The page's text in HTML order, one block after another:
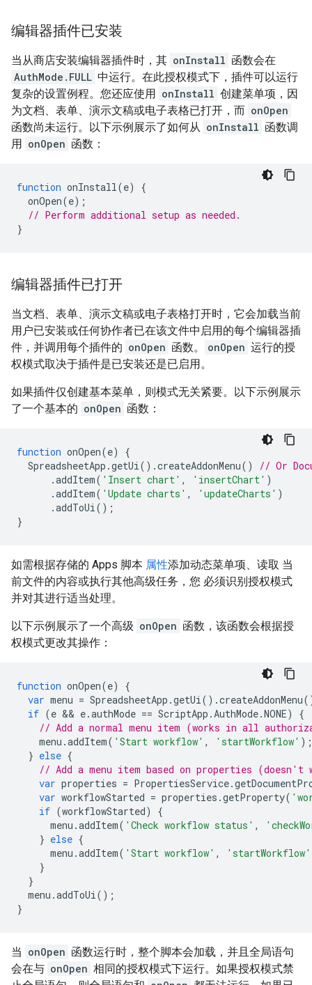
编辑器插件已安装
当从商店安装编辑器插件时，其 onInstall 函数会在
AuthMode.FULL 中运行。在此授权模式下，插件可以运行
复杂的设置例程。您还应使用 onInstall 创建菜单项，因
为文档、表单、演示文稿或电子表格已打开，而 onOpen
函数尚未运行。以下示例展示了如何从 onInstall 函数调
用 onOpen 函数：
function onInstall(e)
{
onOpen(e);
// Perform additional setup as needed.
}
编辑器插件已打开
当文档、表单、演示文稿或电子表格打开时，它会加载当前
用户已安装或任何协作者已在该文件中启用的每个编辑器插
件，并调用每个插件的 onOpen 函数。 onOpen 运行的授
权模式取决于插件是已安装还是已启用。
如果插件仅创建基本菜单，则模式无关紧要。以下示例展示
了一个基本的 onOpen 函数：
function onOpen(e)
{
SpreadsheetApp .getUi().createAddonMenu()
// Or
.addItem( 'Insert chart' , 'insertChart' )
.addItem( 'Update charts' , 'updateCharts' )
.addToUi();
}
如需根据存储的 Apps 脚本 属性添加动态菜单项、读取 当
前文件的内容或执行其他高级任务，您 必须识别授权模式
并对其进行适当处理。
以下示例展示了一个高级 onOpen 函数，该函数会根据授
权模式更改其操作：
function onOpen(e)
{
var menu = SpreadsheetApp .getUi().createAddonMenu
if (e && e.authMode == ScriptApp .AuthMode.NONE)
{
// Add a normal menu item (works in all
menu .addItem( 'Start workflow' , 'startWorkflow' );
} else {
// Add a menu item based on properties (doesn't
var properties = PropertiesService.
var workflowStarted = properties .getProperty(
if (workflowStarted)
{
menu .addItem( 'Check workflow status' ,
} else {
menu .addItem( 'Start workflow' , 'startWorkflow'
}
}
menu .addToUi();
}
当 onOpen 函数运行时，整个脚本会加载，并且全局语句
会在与 onOpen 相同的授权模式下运行。如果授权模式禁